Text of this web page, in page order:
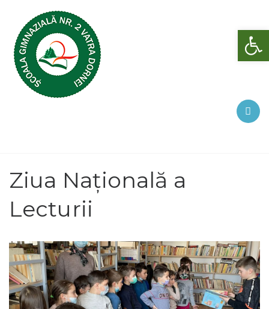
Deschide bara de unelte
Ziua Națională a
Lecturii